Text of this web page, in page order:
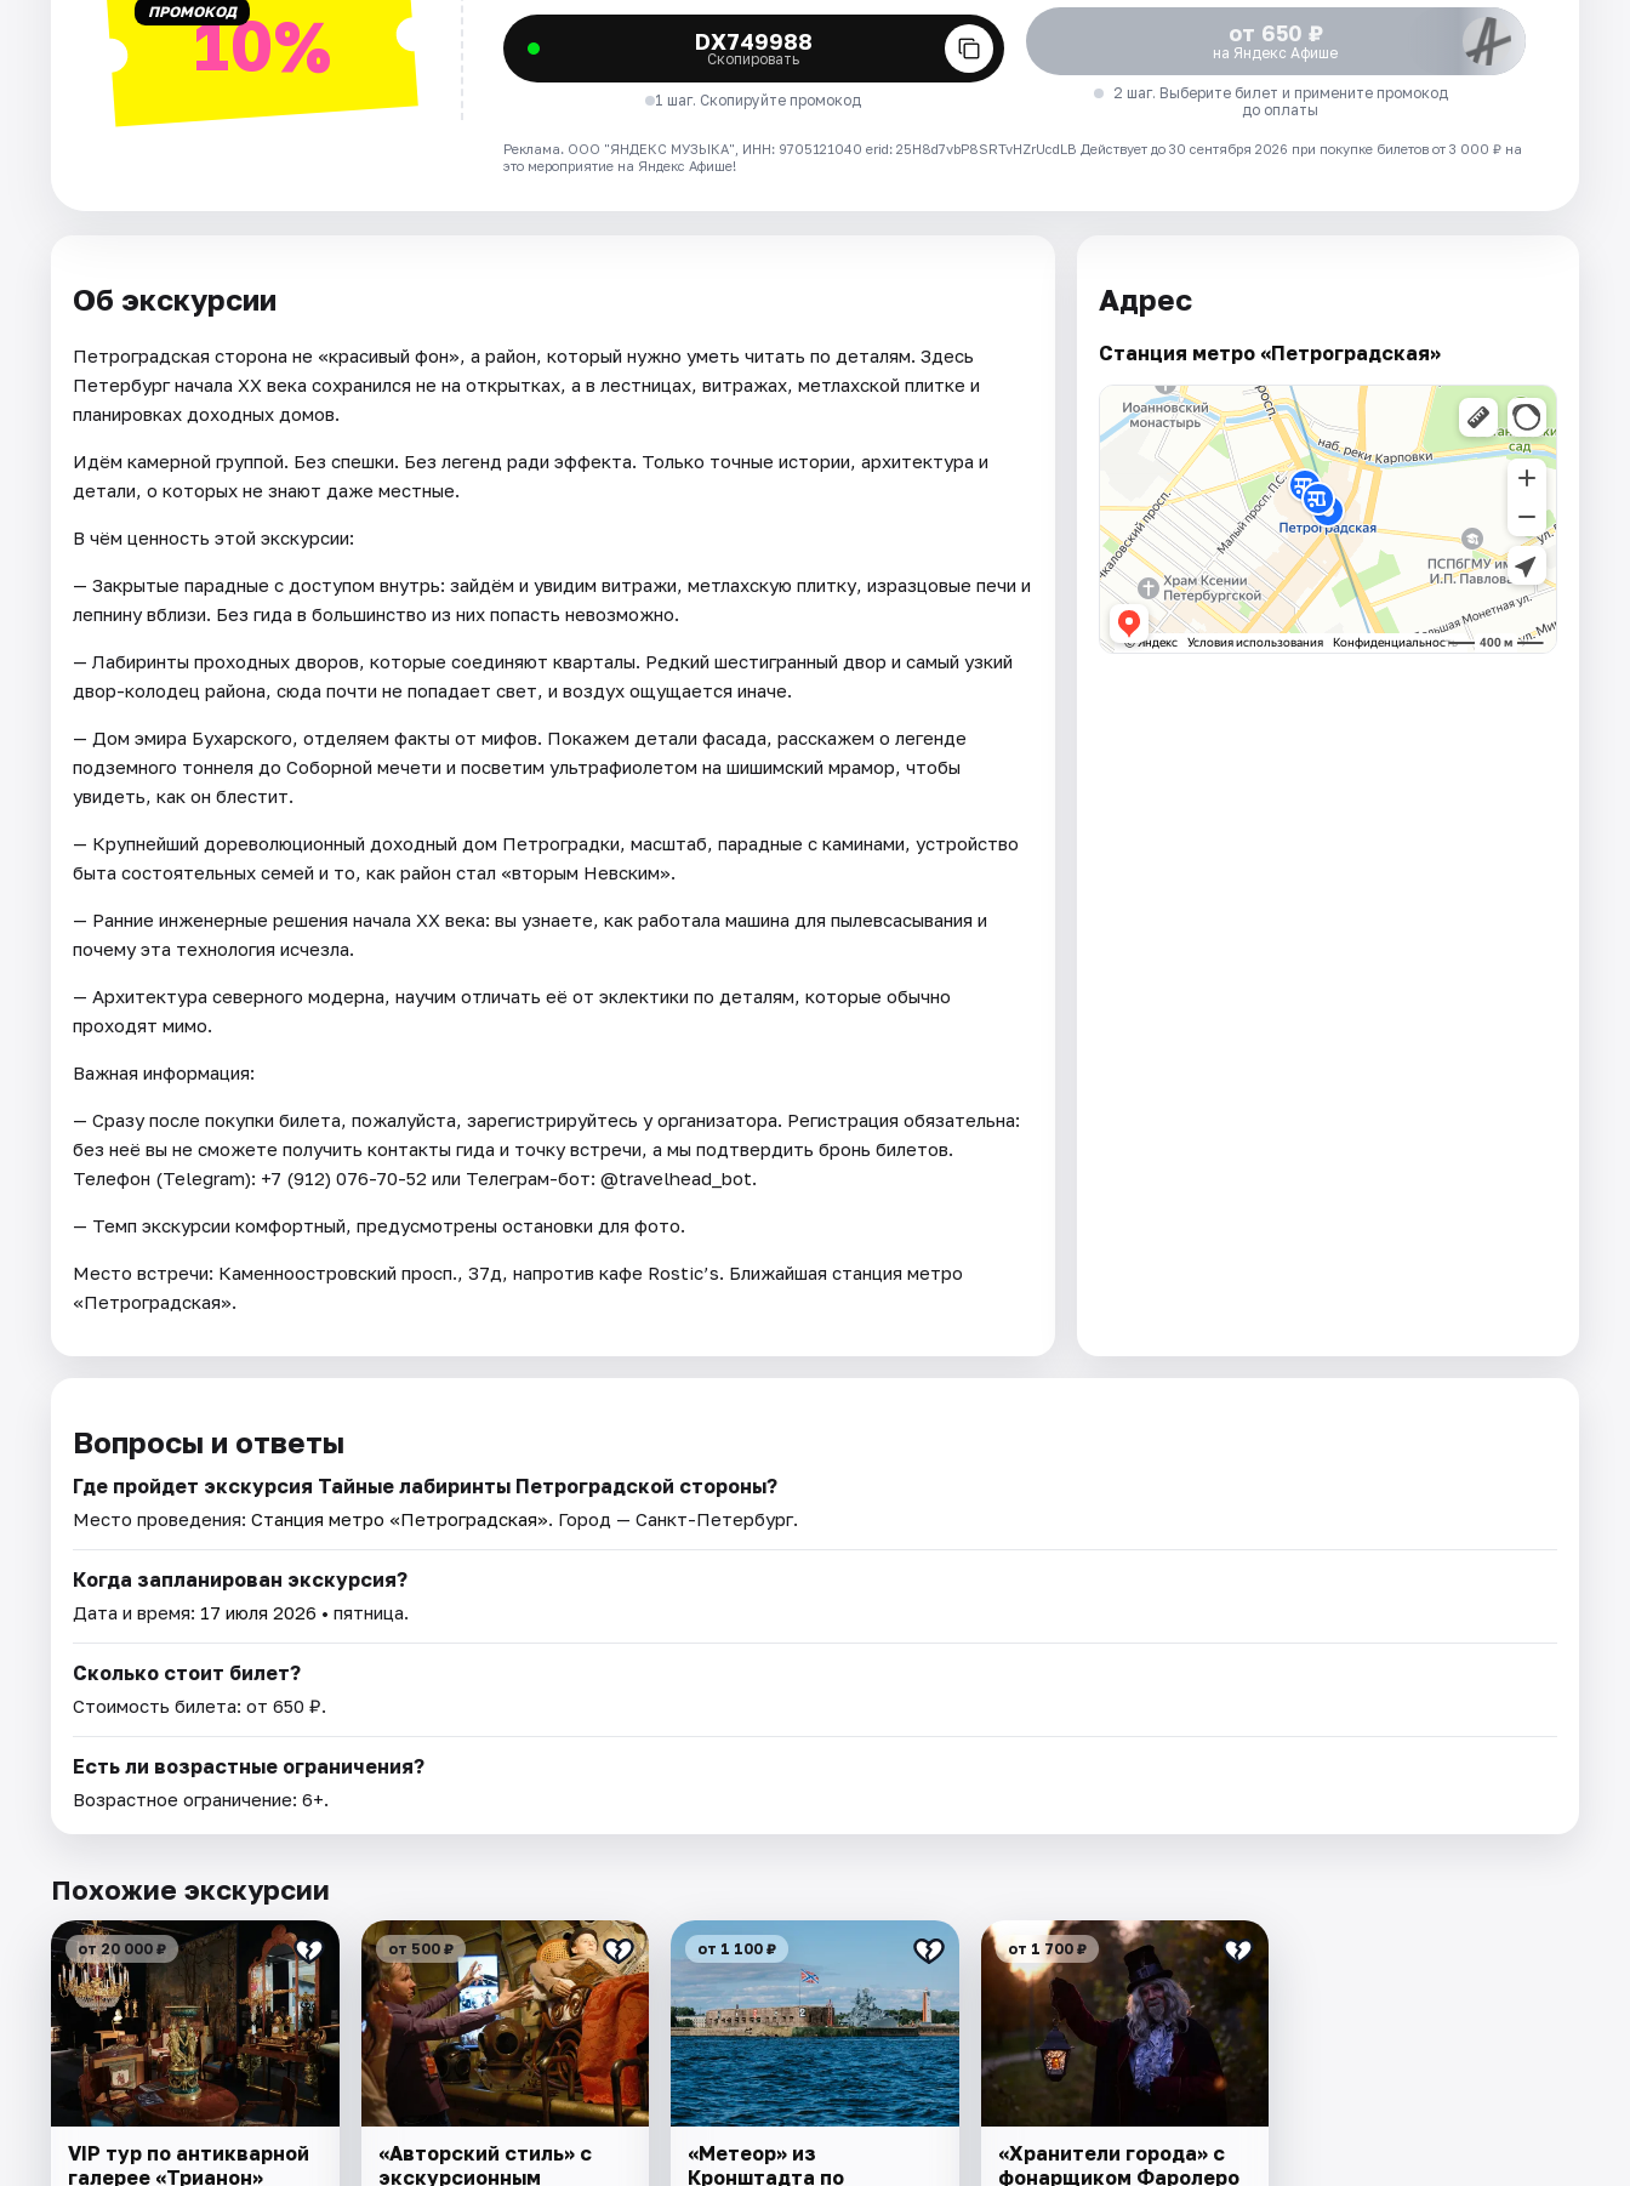
ПРОМОКОД10% DX749988
Скопировать
1 шаг. Скопируйте промокод
от 650 ₽
на Яндекс Афише
2 шаг. Выберите билет и примените промокод
до оплаты
Реклама. ООО "ЯНДЕКС МУЗЫКА", ИНН: 9705121040 erid: 25H8d7vbP8SRTvHZrUcdLB Действует до 30 сентября 2026 при покупке билетов от 3 000 ₽ на
это мероприятие на Яндекс Афише!
Об экскурсии
Петроградская сторона не «красивый фон», а район, который нужно уметь читать по деталям. Здесь
Петербург начала XX века сохранился не на открытках, а в лестницах, витражах, метлахской плитке и
планировках доходных домов.
Идём камерной группой. Без спешки. Без легенд ради эффекта. Только точные истории, архитектура и
детали, о которых не знают даже местные.
В чём ценность этой экскурсии:
— Закрытые парадные с доступом внутрь: зайдём и увидим витражи, метлахскую плитку, изразцовые печи и
лепнину вблизи. Без гида в большинство из них попасть невозможно.
— Лабиринты проходных дворов, которые соединяют кварталы. Редкий шестигранный двор и самый узкий
двор-колодец района, сюда почти не попадает свет, и воздух ощущается иначе.
— Дом эмира Бухарского, отделяем факты от мифов. Покажем детали фасада, расскажем о легенде
подземного тоннеля до Соборной мечети и посветим ультрафиолетом на шишимский мрамор, чтобы
увидеть, как он блестит.
— Крупнейший дореволюционный доходный дом Петроградки, масштаб, парадные с каминами, устройство
быта состоятельных семей и то, как район стал «вторым Невским».
— Ранние инженерные решения начала XX века: вы узнаете, как работала машина для пылевсасывания и
почему эта технология исчезла.
— Архитектура северного модерна, научим отличать её от эклектики по деталям, которые обычно
проходят мимо.
Важная информация:
— Сразу после покупки билета, пожалуйста, зарегистрируйтесь у организатора. Регистрация обязательна:
без неё вы не сможете получить контакты гида и точку встречи, а мы подтвердить бронь билетов.
Телефон (Telegram): +7 (912) 076-70-52 или Телеграм-бот: @travelhead_bot.
— Темп экскурсии комфортный, предусмотрены остановки для фото.
Место встречи: Каменноостровский просп., 37д, напротив кафе Rostic’s. Ближайшая станция метро
«Петроградская».
Адрес
Станция метро «Петроградская»
Вопросы и ответы
Где пройдет экскурсия Тайные лабиринты Петроградской стороны?
Место проведения: Станция метро «Петроградская». Город — Санкт-Петербург.
Когда запланирован экскурсия?
Дата и время: 17 июля 2026 • пятница.
Сколько стоит билет?
Стоимость билета: от 650 ₽.
Есть ли возрастные ограничения?
Возрастное ограничение: 6+.
Похожие экскурсии
от 20 000 ₽
VIP тур по антикварной
галерее «Трианон»
от 500 ₽
«Авторский стиль» с
экскурсионным
от 1 100 ₽
«Метеор» из
Кронштадта по
от 1 700 ₽
«Хранители города» с
фонарщиком Фаролеро